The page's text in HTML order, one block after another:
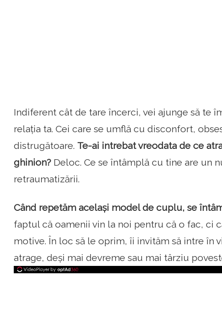
Indiferent cât de tare încerci, vei ajunge să te
relația ta. Cei care se umflă cu disconfort,
distrugătoare. Te-ai intrebat vreodata de ce
ghinion? Deloc. Ce se întâmplă cu tine are un
retraumatizării.
Când repetăm ​​același model de cuplu, se
faptul că oamenii vin la noi pentru că o fac, ci
motive. În loc să le oprim, îi invităm să intre în
atrage, deși mai devreme sau mai târziu